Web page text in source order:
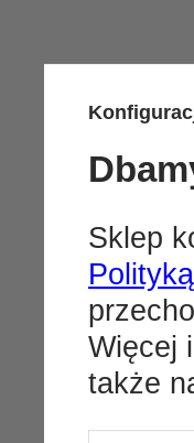
Sklep
Więcej
także